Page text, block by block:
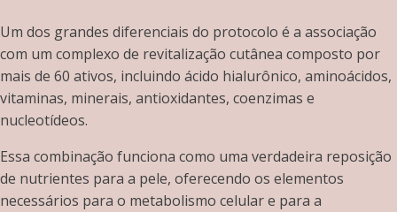
Um dos grandes diferenciais do protocolo é a associação
com um complexo de revitalização cutânea composto por
mais de 60 ativos, incluindo ácido hialurônico, aminoácidos,
vitaminas, minerais, antioxidantes, coenzimas e
nucleotídeos.
Essa combinação funciona como uma verdadeira reposição
de nutrientes para a pele, oferecendo os elementos
necessários para o metabolismo celular e para a